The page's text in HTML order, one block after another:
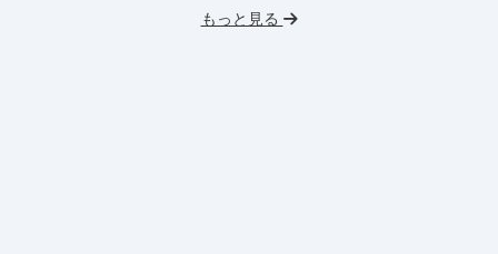
データサイエンス
もっと見る